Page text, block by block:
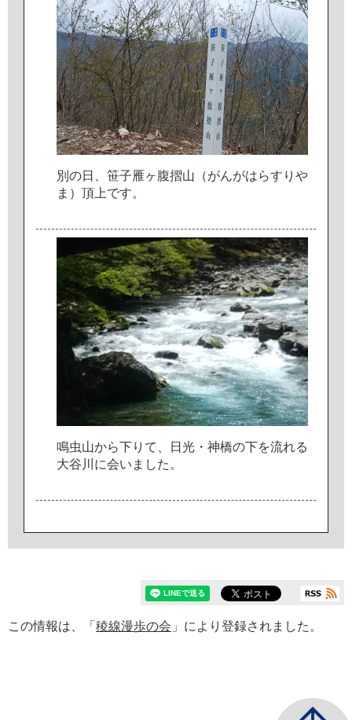
別 の日 笹子雁ヶ腹摺山 （がんがはらす り や
ま ） 頂 上です。
鳴虫山から下り て 日 光 ・ 神橋の下を流れる
大谷 川 に会い ま した 。
この情報は、「 稜線漫歩の会 」により登録されました。